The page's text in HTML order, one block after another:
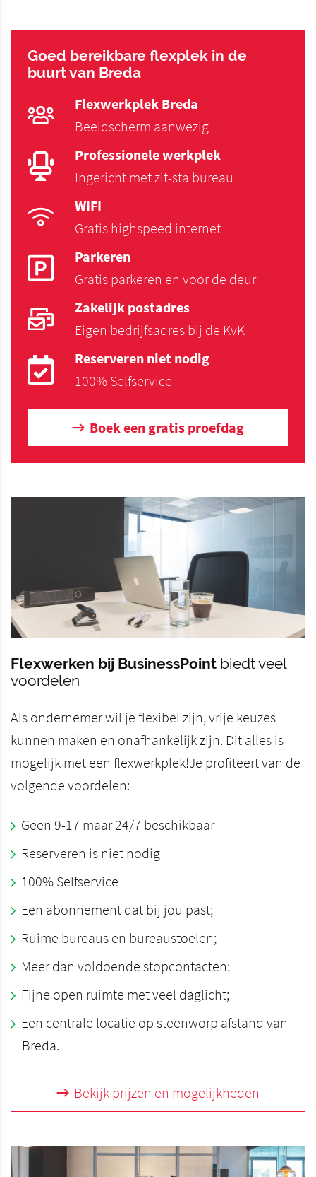
Goed bereikbare flexplek in de
buurt van Breda
Flexwerkplek Breda
Beeldscherm aanwezig
Professionele werkplek
Ingericht met zit-sta bureau
WIFI
Gratis highspeed internet
Parkeren
Gratis parkeren en voor de deur
Zakelijk postadres
Eigen bedrijfsadres bij de KvK
Reserveren niet nodig
100% Selfservice
Boek een gratis proefdag
Flexwerken bij BusinessPoint biedt veel
voordelen
Als ondernemer wil je flexibel zijn, vrije keuzes
kunnen maken en onafhankelijk zijn. Dit alles is
mogelijk met een flexwerkplek!Je profiteert van de
volgende voordelen:
Geen 9-17 maar 24/7 beschikbaar
Reserveren is niet nodig
100% Selfservice
Een abonnement dat bij jou past;
Ruime bureaus en bureaustoelen;
Meer dan voldoende stopcontacten;
Fijne open ruimte met veel daglicht;
Een centrale locatie op steenworp afstand van
Breda.
Bekijk prijzen en mogelijkheden